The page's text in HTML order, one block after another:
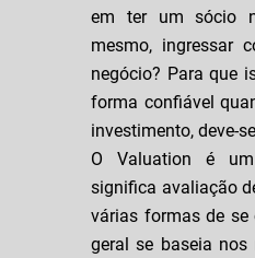
em ter um sócio
mesmo, ingressar
negócio? Para que
forma confiável
investimento, deve-
O Valuation é
significa avaliação
várias formas de se
geral se baseia nos